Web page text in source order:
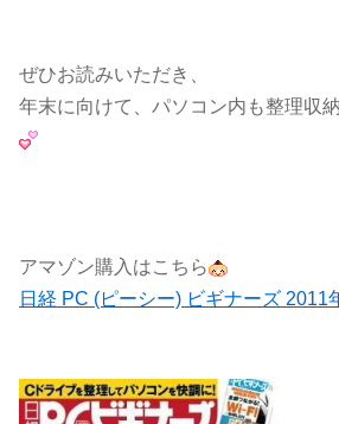
ぜひお読みいただき、
年末に向けて、パソコン内も整理収
アマゾン購入はこちら
日経 PC (ピーシー) ビギナーズ 2011